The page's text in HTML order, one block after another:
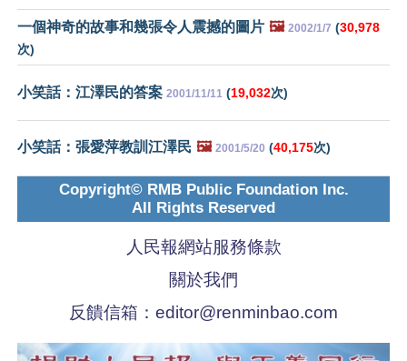
一個神奇的故事和幾張令人震撼的圖片 🖼️ 2002/1/7 (30,978
次)
小笑話：江澤民的答案 2001/11/11 (19,032次)
小笑話：張愛萍教訓江澤民 🖼️ 2001/5/20 (40,175次)
Copyright© RMB Public Foundation Inc.
All Rights Reserved
人民報網站服務條款
關於我們
反饋信箱： editor@renminbao.com